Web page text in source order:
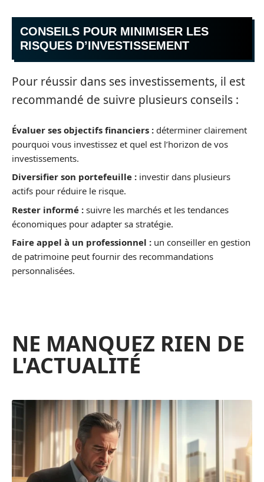
CONSEILS POUR MINIMISER LES
RISQUES D’INVESTISSEMENT
Pour réussir dans ses investissements, il est
recommandé de suivre plusieurs conseils :
Évaluer ses objectifs financiers : déterminer clairement
pourquoi vous investissez et quel est l’horizon de vos
investissements.
Diversifier son portefeuille : investir dans plusieurs
actifs pour réduire le risque.
Rester informé : suivre les marchés et les tendances
économiques pour adapter sa stratégie.
Faire appel à un professionnel : un conseiller en gestion
de patrimoine peut fournir des recommandations
personnalisées.
NE MANQUEZ RIEN DE
L'ACTUALITÉ